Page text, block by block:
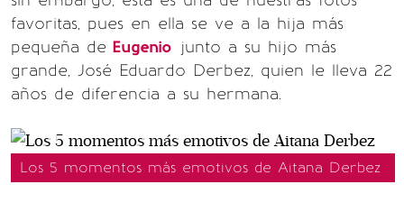
favoritas, pues en ella se ve a la hija más
pequeña de Eugenio junto a su hijo más
grande, José Eduardo Derbez, quien le lleva 22
años de diferencia a su hermana.
Los 5 momentos más emotivos de Aitana Derbez